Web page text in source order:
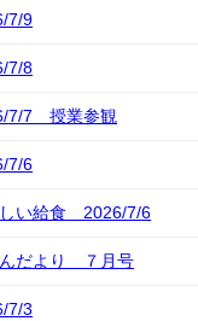
7/9
7/8
7/7 授業参観
7/6
い給食 2026/7/6
だより ７月号
7/3